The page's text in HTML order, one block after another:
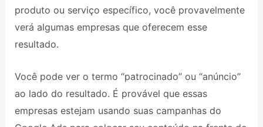
produto ou serviço específico, você provavelmente
verá algumas empresas que oferecem esse
resultado.
Você pode ver o termo “patrocinado” ou “anúncio”
ao lado do resultado. É provável que essas
empresas estejam usando suas campanhas do